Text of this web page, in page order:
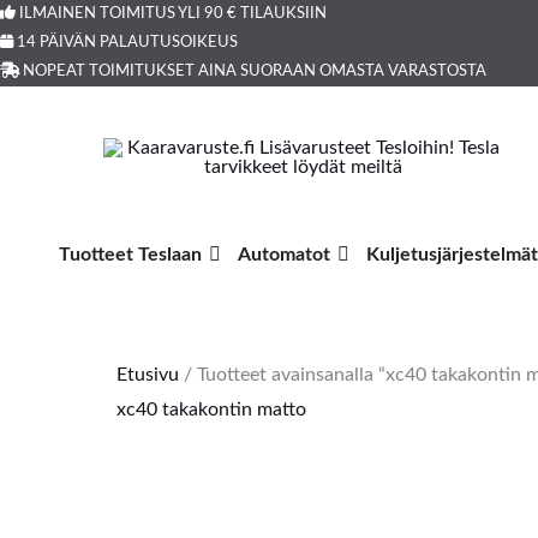
ILMAINEN TOIMITUS YLI 90 € TILAUKSIIN
14 PÄIVÄN PALAUTUSOIKEUS
NOPEAT TOIMITUKSET AINA SUORAAN OMASTA VARASTOSTA
Siirry
sisältöön
Tuotteet Teslaan Automatot Kuljetusjärjestelmät
Etusivu / Tuotteet avainsanalla “xc40 takakontin
xc40 takakontin matto
Products
search